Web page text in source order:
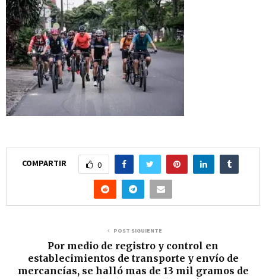
COMPARTIR 0
POST SIGUIENTE
Por medio de registro y control en
establecimientos de transporte y envío de
mercancías, se halló mas de 13 mil gramos de